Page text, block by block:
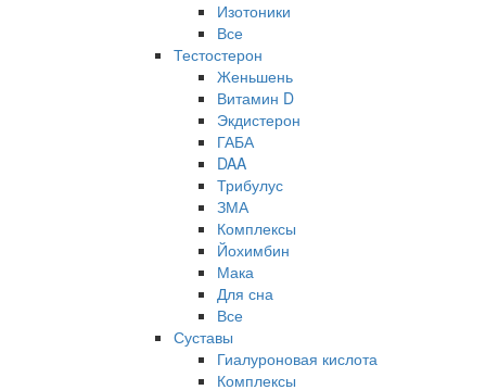
Изотоники
Все
Тестостерон
Женьшень
Витамин D
Экдистерон
ГАБА
DAA
Трибулус
ЗМА
Комплексы
Йохимбин
Мака
Для сна
Все
Суставы
Гиалуроновая кислота
Комплексы